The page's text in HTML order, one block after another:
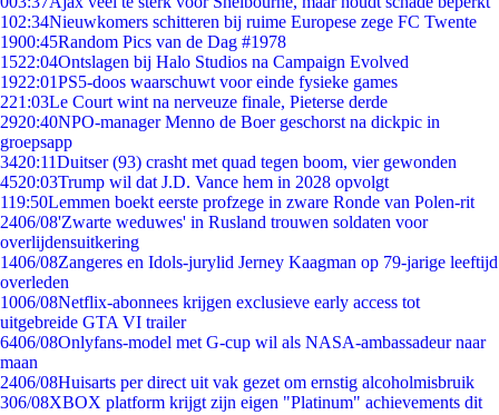
102:34Nieuwkomers schitteren bij ruime Europese zege FC Twente
1900:45Random Pics van de Dag #1978
1522:04Ontslagen bij Halo Studios na Campaign Evolved
1922:01PS5-doos waarschuwt voor einde fysieke games
221:03Le Court wint na nerveuze finale, Pieterse derde
2920:40NPO-manager Menno de Boer geschorst na dickpic in
groepsapp
3420:11Duitser (93) crasht met quad tegen boom, vier gewonden
4520:03Trump wil dat J.D. Vance hem in 2028 opvolgt
119:50Lemmen boekt eerste profzege in zware Ronde van Polen-rit
2406/08'Zwarte weduwes' in Rusland trouwen soldaten voor
overlijdensuitkering
1406/08Zangeres en Idols-jurylid Jerney Kaagman op 79-jarige leeftijd
overleden
1006/08Netflix-abonnees krijgen exclusieve early access tot
uitgebreide GTA VI trailer
6406/08Onlyfans-model met G-cup wil als NASA-ambassadeur naar
maan
2406/08Huisarts per direct uit vak gezet om ernstig alcoholmisbruik
306/08XBOX platform krijgt zijn eigen "Platinum" achievements dit